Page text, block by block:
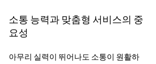
소통 능력과 맞춤형 서비스의 중
요성
아무리 실력이 뛰어나도 소통이 원활하